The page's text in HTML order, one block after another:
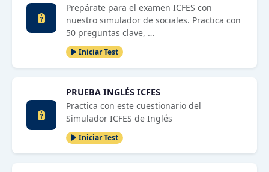
Prepárate para el examen ICFES con
nuestro simulador de sociales. Practica con
50 preguntas clave, …
Iniciar Test
PRUEBA INGLÉS ICFES
Practica con este cuestionario del
Simulador ICFES de Inglés
Iniciar Test